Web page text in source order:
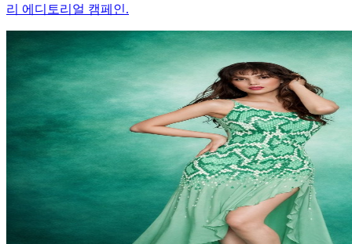
리 에디토리얼 캠페인.